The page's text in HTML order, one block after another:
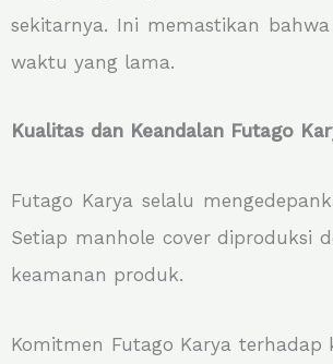
sekitarnya. Ini memastikan
waktu yang lama.
Kualitas dan Keandalan Futago
Futago Karya selalu
Setiap manhole cover diproduksi
keamanan produk.
Komitmen Futago Karya